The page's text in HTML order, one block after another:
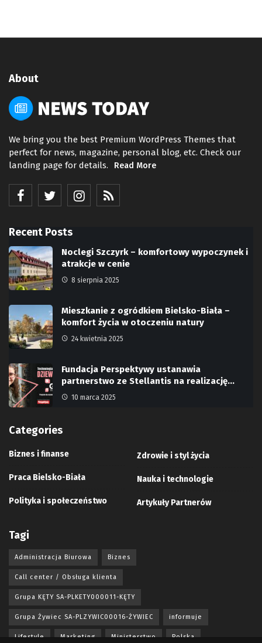
About
We bring you the best Premium WordPress Themes that
perfect for news, magazine, personal blog, etc. Check our
landing page for details.
Read More
Recent Posts
Noclegi Szczyrk – komfortowy wypoczynek i
atrakcje w cenie
8 sierpnia 2025
Mieszkanie z ogródkiem Bielsko-Biała –
komfort życia w otoczeniu natury
24 kwietnia 2025
Fundacja Perspektywy ustanawia
partnerstwo ze Stellantis na realizację…
10 marca 2025
Categories
Biznes i finanse
Praca Bielsko-Biała
Polityka i społeczeństwo
Zdrowie i styl życia
Nauka i technologie
Artykuły Partnerów
Tagi
Administracja Biurowa Biznes
Call center / Obsługa klienta
Grupa KĘTY SA-PLKETY000011-KĘTY
Grupa Żywiec SA-PLZYWIC00016-ŻYWIEC informuje
Lifestyle Marketing Ministerstwo Polska